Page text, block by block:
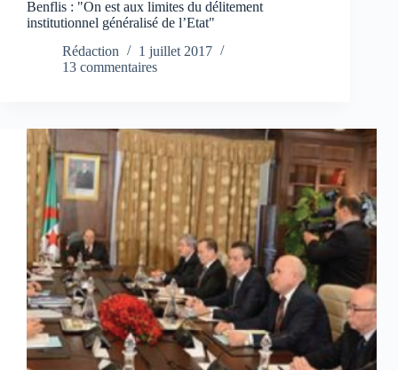
Benflis : "On est aux limites du délitement
institutionnel généralisé de l’Etat"
Rédaction
1 juillet 2017
13 commentaires